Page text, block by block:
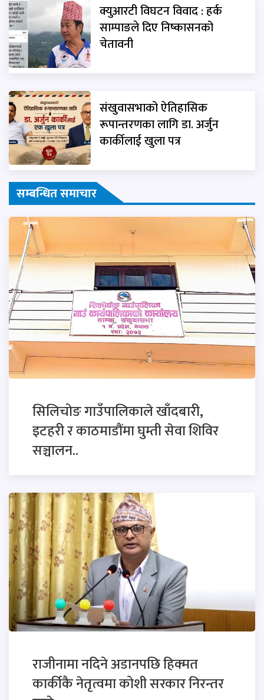
क्युआरटी विघटन विवाद : हर्क
साम्पाङले दिए निष्कासनको
चेतावनी
संखुवासभाको ऐतिहासिक
रूपान्तरणका लागि डा. अर्जुन
कार्कीलाई खुला पत्र
सम्बन्धित समाचार
सिलिचोङ गाउँपालिकाले खाँदबारी,
इटहरी र काठमाडौंमा घुम्ती सेवा शिविर
सञ्चालन..
राजीनामा नदिने अडानपछि हिक्मत
कार्कीकै नेतृत्वमा कोशी सरकार निरन्तर